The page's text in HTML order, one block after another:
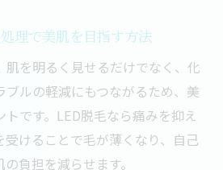
理で美肌を目指す方法
肌を明るく見せるだけでなく、化
ブルの軽減にもつながるため、美
です。LED脱毛なら痛みを抑え
けることで毛が薄くなり、自己
負担を減らせます。